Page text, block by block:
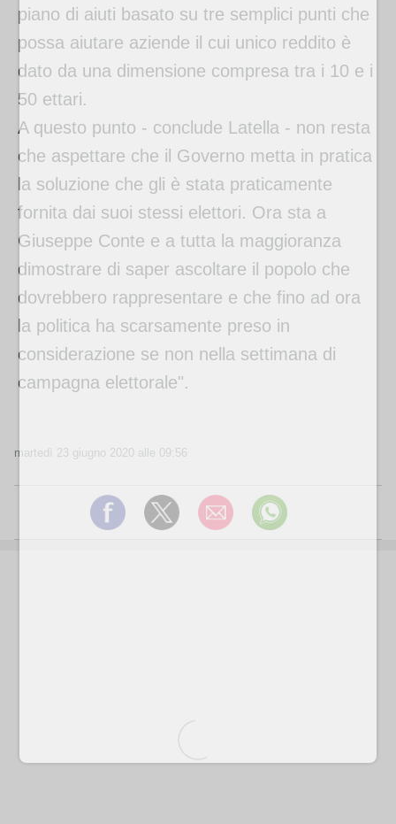
piano di aiuti basato su tre semplici punti che
possa aiutare aziende il cui unico reddito è
dato da una dimensione compresa tra i 10 e i
50 ettari.
A questo punto - conclude Latella - non resta
che aspettare che il Governo metta in pratica
la soluzione che gli è stata praticamente
fornita dai suoi stessi elettori. Ora sta a
Giuseppe Conte e a tutta la maggioranza
dimostrare di saper ascoltare il popolo che
dovrebbero rappresentare e che fino ad ora
la politica ha scarsamente preso in
considerazione se non nella settimana di
campagna elettorale".
martedì 23 giugno 2020 alle 09:56